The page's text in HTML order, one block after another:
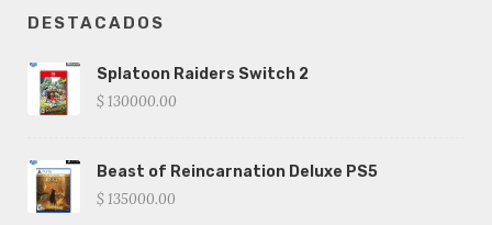
DESTACADOS
Splatoon Raiders Switch 2
$ 130000.00
Beast of Reincarnation Deluxe PS5
$ 135000.00